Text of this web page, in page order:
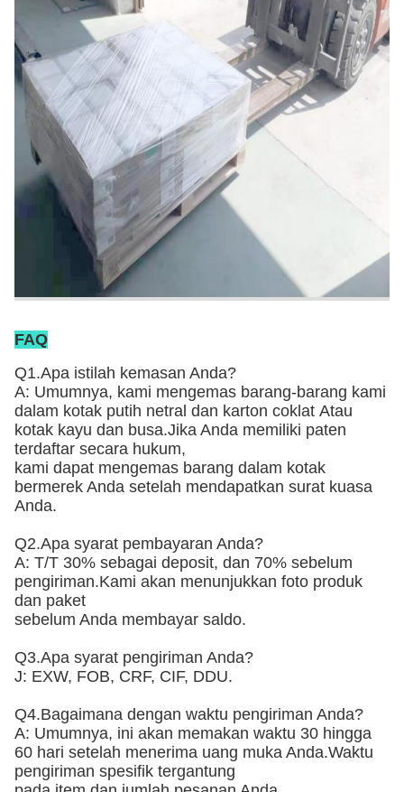
FAQ
Q1.Apa istilah kemasan Anda?
A: Umumnya, kami mengemas barang-barang kami
dalam kotak putih netral dan karton coklat Atau
kotak kayu dan busa.Jika Anda memiliki paten
terdaftar secara hukum,
kami dapat mengemas barang dalam kotak
bermerek Anda setelah mendapatkan surat kuasa
Anda.
Q2.Apa syarat pembayaran Anda?
A: T/T 30% sebagai deposit, dan 70% sebelum
pengiriman.Kami akan menunjukkan foto produk
dan paket
sebelum Anda membayar saldo.
Q3.Apa syarat pengiriman Anda?
J: EXW, FOB, CRF, CIF, DDU.
Q4.Bagaimana dengan waktu pengiriman Anda?
A: Umumnya, ini akan memakan waktu 30 hingga
60 hari setelah menerima uang muka Anda.Waktu
pengiriman spesifik tergantung